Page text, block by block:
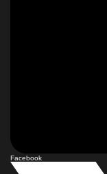
Facebook